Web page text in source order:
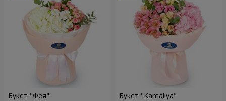
Букет "Фея" Букет "Kamaliya"